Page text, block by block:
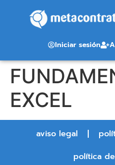
Iniciar sesión
EXCEL
aviso legal
política